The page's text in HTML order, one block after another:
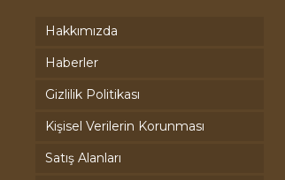
Hakkımızda
Haberler
Gizlilik Politikası
Kişisel Verilerin Korunması
Satış Alanları